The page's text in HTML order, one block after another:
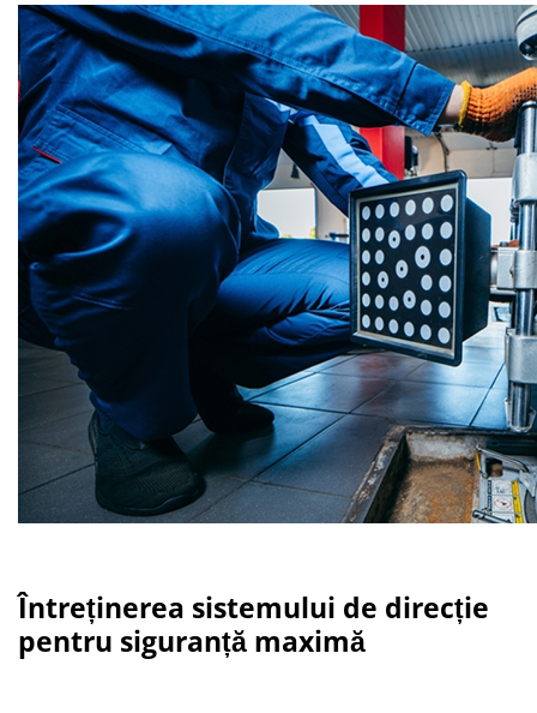
Întreținerea sistemului de direcție
pentru siguranță maximă